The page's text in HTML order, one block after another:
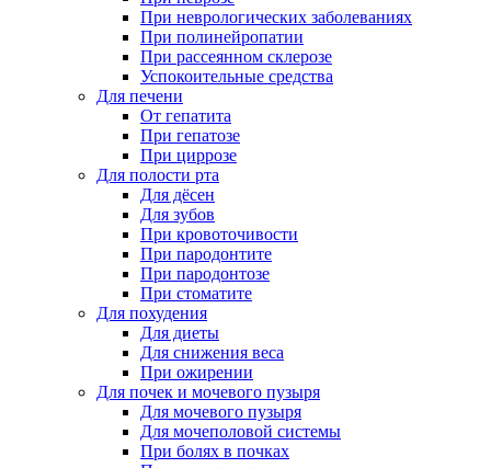
При неврологических заболеваниях
При полинейропатии
При рассеянном склерозе
Успокоительные средства
Для печени
От гепатита
При гепатозе
При циррозе
Для полости рта
Для дёсен
Для зубов
При кровоточивости
При пародонтите
При пародонтозе
При стоматите
Для похудения
Для диеты
Для снижения веса
При ожирении
Для почек и мочевого пузыря
Для мочевого пузыря
Для мочеполовой системы
При болях в почках